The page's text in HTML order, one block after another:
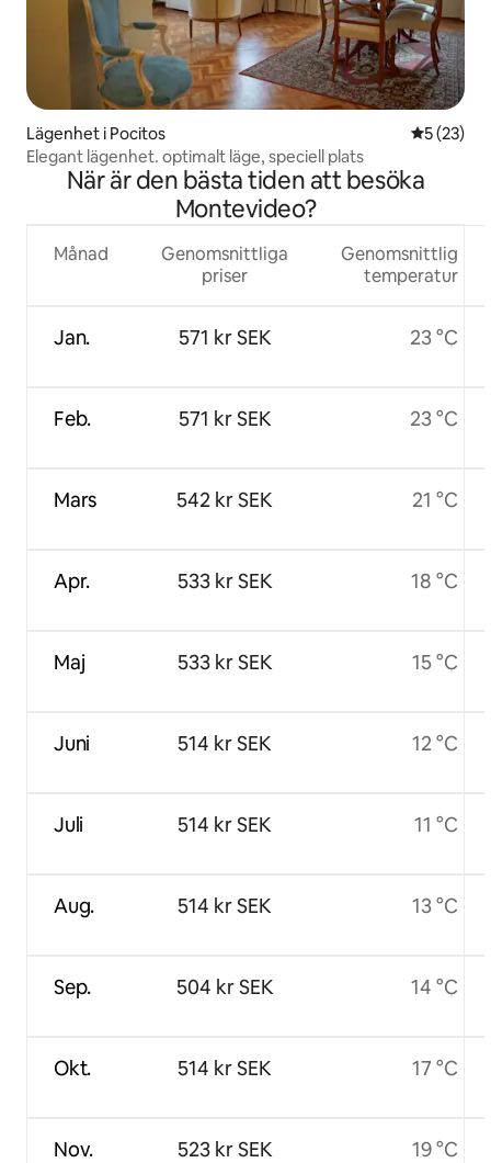
Lägenhet i Pocitos 5 av 5 i
5 (23)
Elegant lägenhet. optimalt läge, speciell plats
När är den bästa tiden att besöka
Montevideo?
Månad
Jan.
Feb.
Mars
Apr.
Maj
Juni
Juli
Aug.
Sep.
Okt.
Nov.
Genomsnittliga
priser
571 kr SEK
571 kr SEK
542 kr SEK
533 kr SEK
533 kr SEK
514 kr SEK
514 kr SEK
514 kr SEK
504 kr SEK
514 kr SEK
523 kr SEK
Genomsnittlig
temperatur
23 °C
23 °C
21 °C
18 °C
15 °C
12 °C
11 °C
13 °C
14 °C
17 °C
19 °C